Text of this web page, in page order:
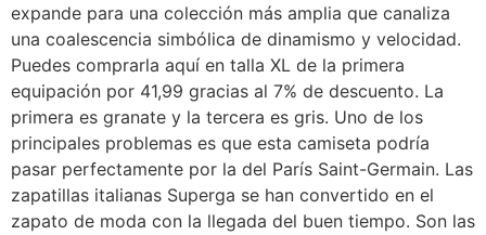
expande para una colección más amplia que canaliza
una coalescencia simbólica de dinamismo y velocidad.
Puedes comprarla aquí en talla XL de la primera
equipación por 41,99 gracias al 7% de descuento. La
primera es granate y la tercera es gris. Uno de los
principales problemas es que esta camiseta podría
pasar perfectamente por la del París Saint-Germain. Las
zapatillas italianas Superga se han convertido en el
zapato de moda con la llegada del buen tiempo. Son las